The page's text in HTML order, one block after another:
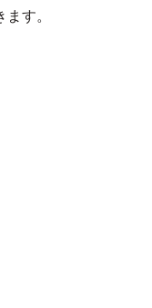
す。